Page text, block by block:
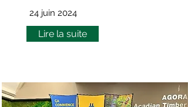
24 juin 2024
Lire la suite